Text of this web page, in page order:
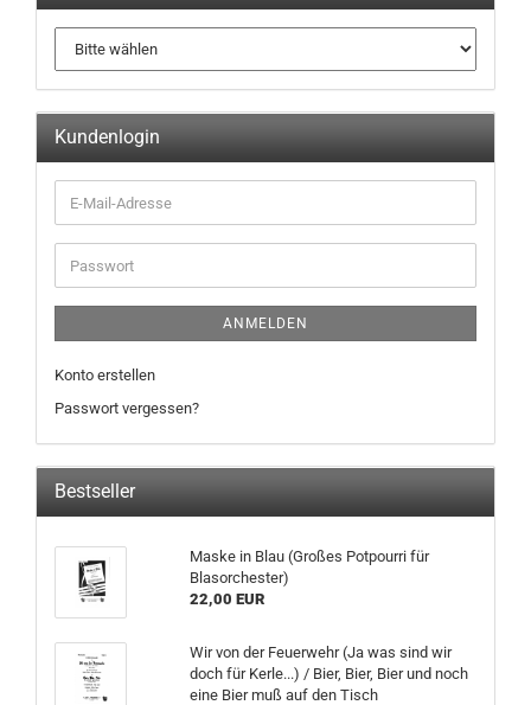
Kundenlogin
ANMELDEN
Konto erstellen
Passwort vergessen?
Bestseller
Maske in Blau (Großes Potpourri für
Blasorchester)
22,00 EUR
Wir von der Feuerwehr (Ja was sind wir
doch für Kerle...) / Bier, Bier, Bier und noch
eine Bier muß auf den Tisch